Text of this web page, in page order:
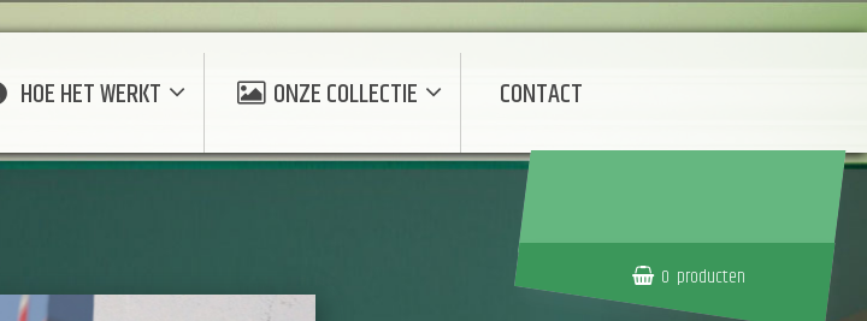
HOE HET WERKT ONZE COLLECTIE CONTACT
0 producten